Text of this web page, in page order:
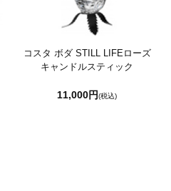
コスタ ボダ STILL LIFEローズ
キャンドルスティック
11,000円(税込)